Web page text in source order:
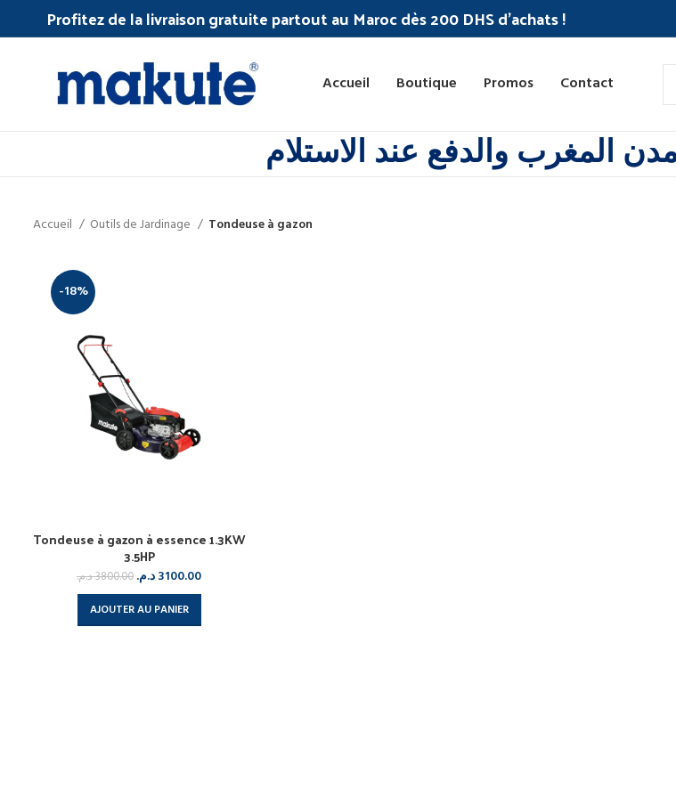
Profitez de la livraison gratuite partout au Maroc dès 200 DHS d'achats !
Accueil Boutique Promos Contact
المغرب والدفع عند الاستلام
Accueil Outils de Jardinage Tondeuse à gazon
-18%
Tondeuse à gazon à essence 1.3KW
3.5HP
3800.00د.م. 3100.00د.م.
AJOUTER AU PANIER